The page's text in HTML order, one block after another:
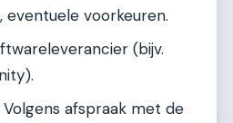
voorkeuren.
(bijv.
Volgens afspraak met de